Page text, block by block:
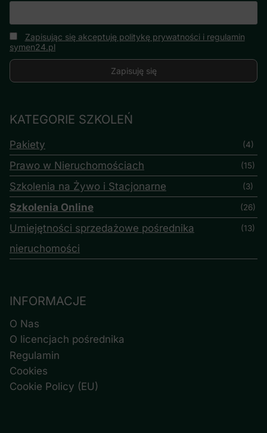
Zapisując się akceptuję politykę prywatności i regulamin
symen24.pl
KATEGORIE SZKOLEŃ
Pakiety (4)
Prawo w Nieruchomościach (15)
Szkolenia na Żywo i Stacjonarne (3)
Szkolenia Online (26)
Umiejętności sprzedażowe pośrednika
nieruchomości
(13)
INFORMACJE
O Nas
O licencjach pośrednika
Regulamin
Cookies
Cookie Policy (EU)